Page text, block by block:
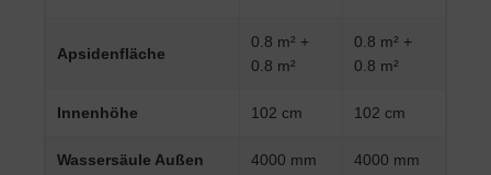
Apsidenfläche
0.8 m² +
0.8 m²
0.8 m² +
0.8 m²
Innenhöhe 102 cm 102 cm
Wassersäule Außen 4000 mm 4000 mm